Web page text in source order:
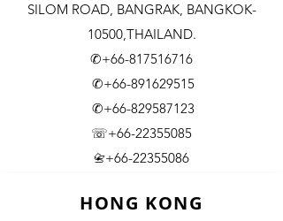
SILOM ROAD, BANGRAK, BANGKOK-
10500,THAILAND.
✆+66-817516716
✆+66-891629515
✆+66-829587123
☏+66-22355085
📇​+66-22355086
HONG KONG